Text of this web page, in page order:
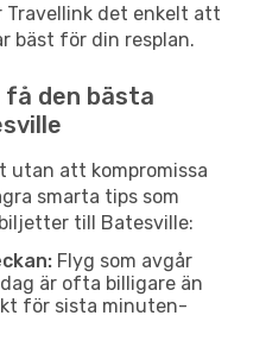
Travellink det enkelt att
bäst för din resplan.
den bästa
utan att kompromissa
smarta tips som
till Batesville:
Flyg som avgår
är ofta billigare än
för sista minuten-